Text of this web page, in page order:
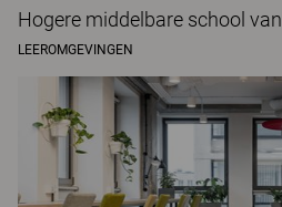
Hogere middelbare school
LEEROMGEVINGEN